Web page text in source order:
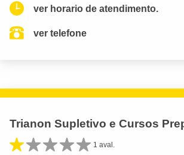
ver horario de atendimento.
ver telefone
Trianon Supletivo e Cursos
1 aval.